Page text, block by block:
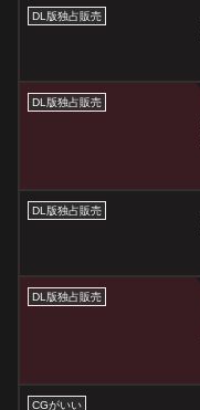
DL版独占販売
DL版独占販売
DL版独占販売
DL版独占販売
CGがいい